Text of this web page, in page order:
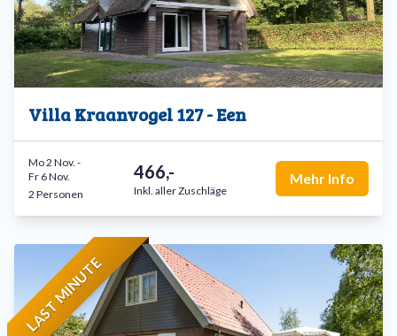
Villa Kraanvogel 127 - Een
466,-
Inkl. aller Zuschläge
Mo 2 Nov. -
Fr 6 Nov.
2 Personen
Mehr Info
LAST MINUTE